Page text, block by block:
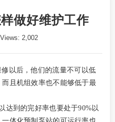
做好维护工作
Views: 2,002
以后，他们的流量不可以低
且机组效率也不能够低于最
达到的完好率也要处于90%以